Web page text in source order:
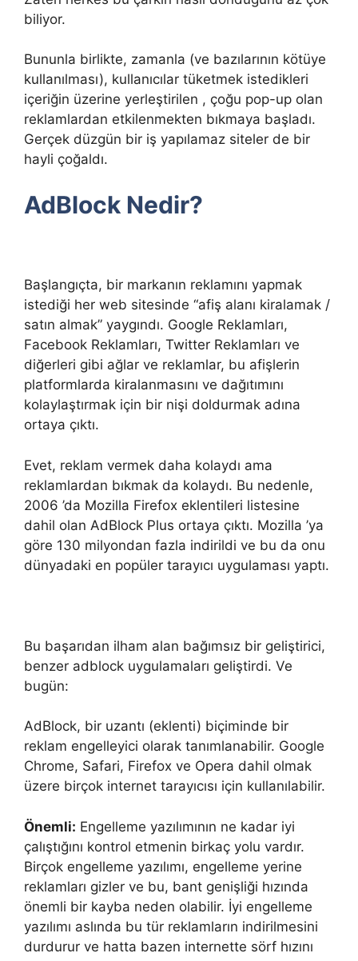
biliyor.
Bununla birlikte, zamanla (ve bazılarının kötüye
kullanılması), kullanıcılar tüketmek istedikleri
içeriğin üzerine yerleştirilen , çoğu pop-up olan
reklamlardan etkilenmekten bıkmaya başladı.
Gerçek düzgün bir iş yapılamaz siteler de bir
hayli çoğaldı.
AdBlock Nedir?
Başlangıçta, bir markanın reklamını yapmak
istediği her web sitesinde “afiş alanı kiralamak /
satın almak” yaygındı. Google Reklamları,
Facebook Reklamları, Twitter Reklamları ve
diğerleri gibi ağlar ve reklamlar, bu afişlerin
platformlarda kiralanmasını ve dağıtımını
kolaylaştırmak için bir nişi doldurmak adına
ortaya çıktı.
Evet, reklam vermek daha kolaydı ama
reklamlardan bıkmak da kolaydı. Bu nedenle,
2006 ’da Mozilla Firefox eklentileri listesine
dahil olan AdBlock Plus ortaya çıktı. Mozilla ’ya
göre 130 milyondan fazla indirildi ve bu da onu
dünyadaki en popüler tarayıcı uygulaması yaptı.
Bu başarıdan ilham alan bağımsız bir geliştirici,
benzer adblock uygulamaları geliştirdi. Ve
bugün:
AdBlock, bir uzantı (eklenti) biçiminde bir
reklam engelleyici olarak tanımlanabilir. Google
Chrome, Safari, Firefox ve Opera dahil olmak
üzere birçok internet tarayıcısı için kullanılabilir.
Önemli: Engelleme yazılımının ne kadar iyi
çalıştığını kontrol etmenin birkaç yolu vardır.
Birçok engelleme yazılımı, engelleme yerine
reklamları gizler ve bu, bant genişliği hızında
önemli bir kayba neden olabilir. İyi engelleme
yazılımı aslında bu tür reklamların indirilmesini
durdurur ve hatta bazen internette sörf hızını